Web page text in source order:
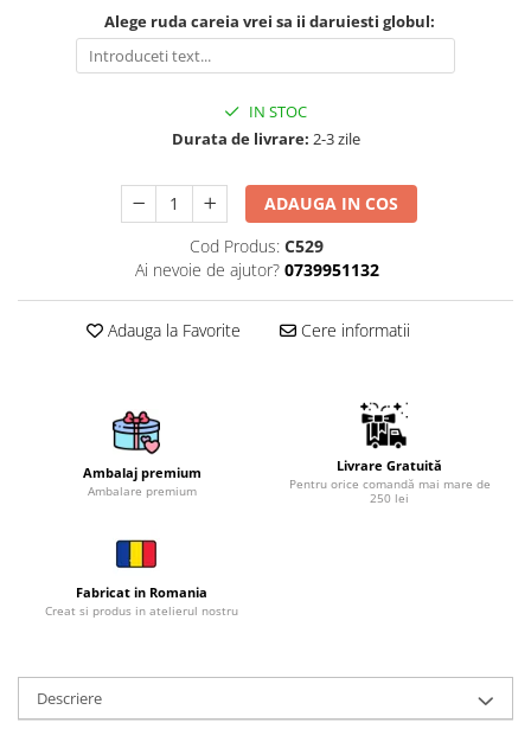
Stickere
Brelocuri din Inox
Brelocuri de Lemn
Accesorii de Bucatarie
Suporturi de Pahare
Manusi Personalizate
Ustensile de bucatarie
Termosuri Personalizate
Desfacatoare si Tirbusoane
Personalizate
Vinuri Personalizate
Alege ruda careia vrei sa ii daruiesti globul:
IN STOC
Durata de livrare: 2-3 zile
ADAUGA IN COS
Cod Produs: C529
Ai nevoie de ajutor? 0739951132
Adauga la Favorite Cere informatii
Ambalaj premium
Ambalare premium
Livrare Gratuită
Pentru orice comandă mai mare de
250 lei
Fabricat in Romania
Creat si produs in atelierul nostru
Descriere